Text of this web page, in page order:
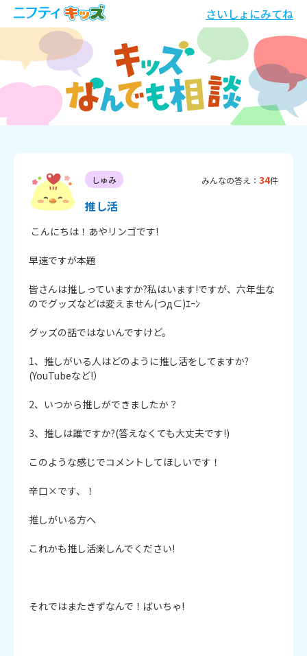
さいしょにみてね
しゅみ みんなの答え： 34件
推し活
早速ですが本題
皆さんは推しっていますか?私はいます!ですが、六年生な
のでグッズなどは変えません(つд⊂)ｴｰﾝ
グッズの話ではないんですけど。
1、推しがいる人はどのように推し活をしてますか?
(YouTubeなど!）
2、いつから推しができましたか？
3、推しは誰ですか?(答えなくても大丈夫です!)
このような感じでコメントしてほしいです！
辛口×です、！
推しがいる方へ
これかも推し活楽しんでください!
それではまたきずなんで！ばいちゃ!